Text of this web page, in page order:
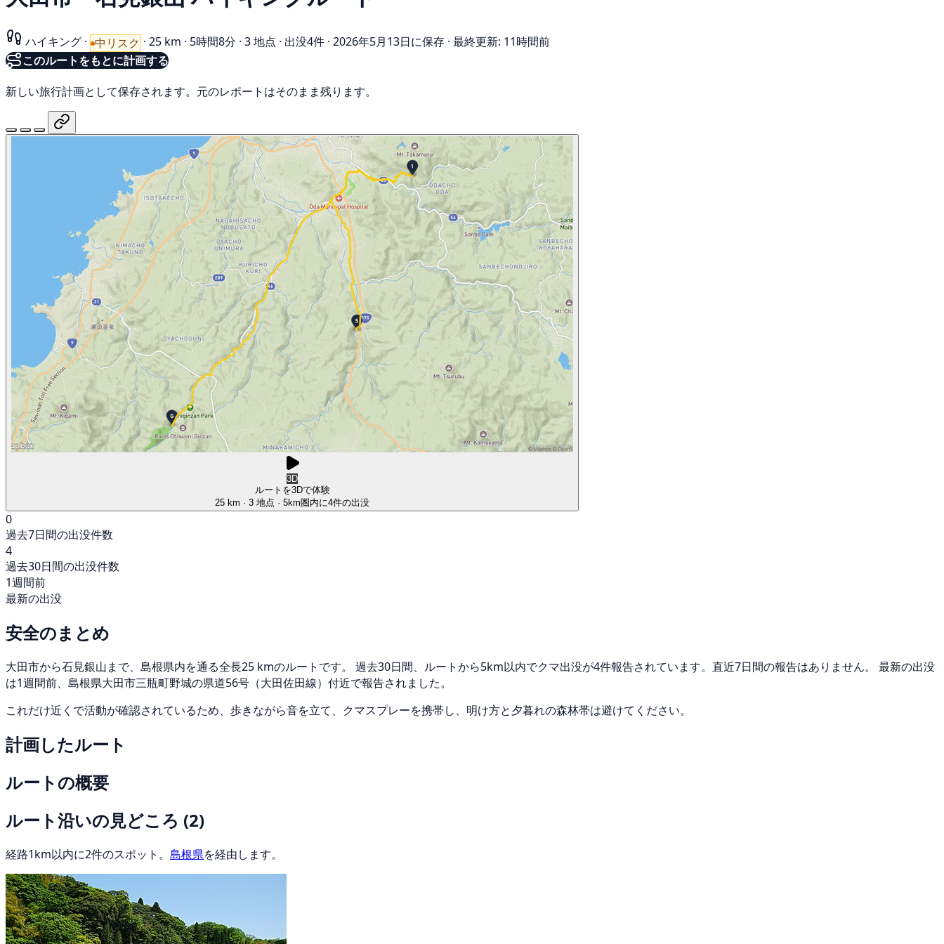
ハイキング · 中リスク · 25 km · 5時間8分 · 3 地点 · 出没4件 · 2026年5月13日に保存 · 最終更新: 11時間前
このルートをもとに計画する
新しい旅行計画として保存されます。元のレポートはそのまま残ります。
3D
ルートを3Dで体験
25 km · 3 地点 · 5km圏内に4件の出没
0
過去7日間の出没件数
4
過去30日間の出没件数
1週間前
最新の出没
安全のまとめ
大田市から石見銀山まで、島根県内を通る全長25 kmのルートです。 過去30日間、ルートから5km以内でクマ出没が4件報告されています。直近7日間の報告はありません。 最新の出没
は1週間前、島根県大田市三瓶町野城の県道56号（大田佐田線）付近で報告されました。
これだけ近くで活動が確認されているため、歩きながら音を立て、クマスプレーを携帯し、明け方と夕暮れの森林帯は避けてください。
計画したルート
ルートの概要
ルート沿いの見どころ (2)
経路1km以内に2件のスポット。 島根県を経由します。